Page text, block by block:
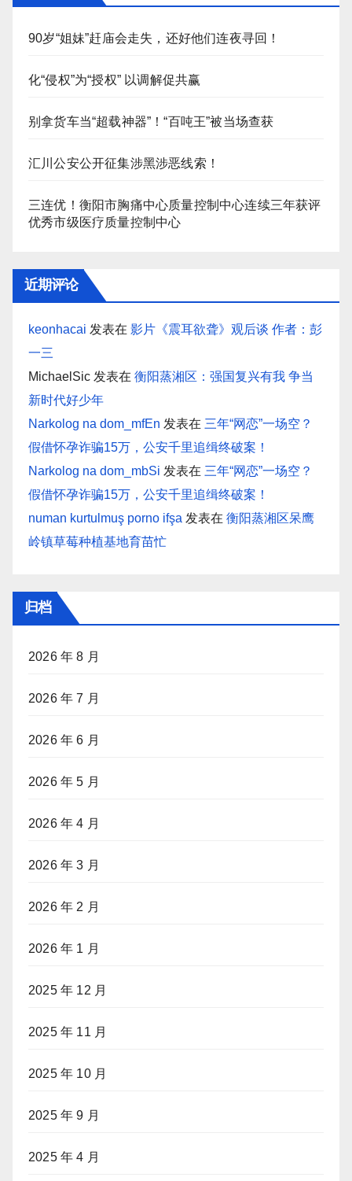
90岁“姐妹”赶庙会走失，还好他们连夜寻回！
化“侵权”为“授权” 以调解促共赢
别拿货车当“超载神器”！“百吨王”被当场查获
汇川公安公开征集涉黑涉恶线索！
三连优！衡阳市胸痛中心质量控制中心连续三年获评
优秀市级医疗质量控制中心
近期评论
keonhacai 发表在 影片《震耳欲聋》观后谈 作者：彭
一三
MichaelSic 发表在 衡阳蒸湘区：强国复兴有我 争当
新时代好少年
Narkolog na dom_mfEn 发表在 三年“网恋”一场空？
假借怀孕诈骗15万，公安千里追缉终破案！
Narkolog na dom_mbSi 发表在 三年“网恋”一场空？
假借怀孕诈骗15万，公安千里追缉终破案！
numan kurtulmuş porno ifşa 发表在 衡阳蒸湘区呆鹰
岭镇草莓种植基地育苗忙
归档
2026 年 8 月
2026 年 7 月
2026 年 6 月
2026 年 5 月
2026 年 4 月
2026 年 3 月
2026 年 2 月
2026 年 1 月
2025 年 12 月
2025 年 11 月
2025 年 10 月
2025 年 9 月
2025 年 4 月